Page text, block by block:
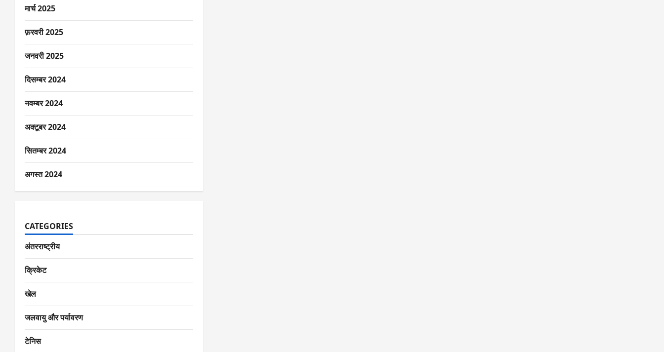
मार्च 2025
फ़रवरी 2025
जनवरी 2025
दिसम्बर 2024
नवम्बर 2024
अक्टूबर 2024
सितम्बर 2024
अगस्त 2024
CATEGORIES
अंतरराष्ट्रीय
क्रिकेट
खेल
जलवायु और पर्यावरण
टेनिस